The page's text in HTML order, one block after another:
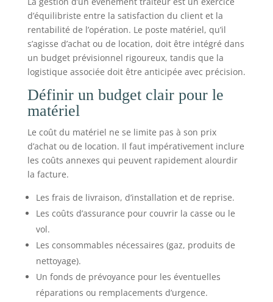
d’équilibriste entre la satisfaction du client et la
rentabilité de l’opération. Le poste matériel, qu’il
s’agisse d’achat ou de location, doit être intégré dans
un budget prévisionnel rigoureux, tandis que la
logistique associée doit être anticipée avec précision.
Définir un budget clair pour le
matériel
Le coût du matériel ne se limite pas à son prix
d’achat ou de location. Il faut impérativement inclure
les coûts annexes qui peuvent rapidement alourdir
la facture.
Les frais de livraison, d’installation et de reprise.
Les coûts d’assurance pour couvrir la casse ou le
vol.
Les consommables nécessaires (gaz, produits de
nettoyage).
Un fonds de prévoyance pour les éventuelles
réparations ou remplacements d’urgence.